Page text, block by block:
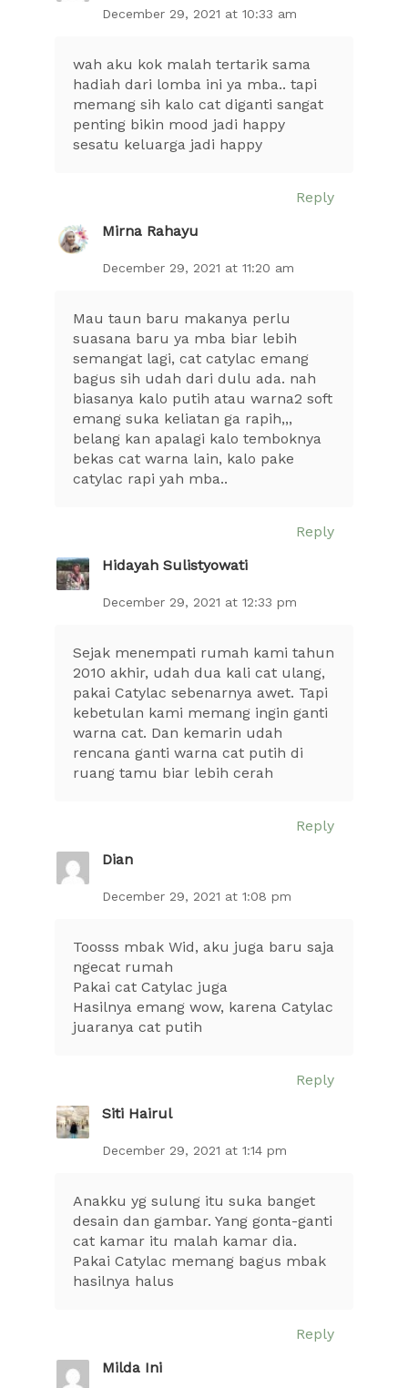
December 29, 2021 at 10:33 am
wah aku kok malah tertarik sama
hadiah dari lomba ini ya mba.. tapi
memang sih kalo cat diganti sangat
penting bikin mood jadi happy
sesatu keluarga jadi happy
Reply
Mirna Rahayu
December 29, 2021 at 11:20 am
Mau taun baru makanya perlu
suasana baru ya mba biar lebih
semangat lagi, cat catylac emang
bagus sih udah dari dulu ada. nah
biasanya kalo putih atau warna2 soft
emang suka keliatan ga rapih,,,
belang kan apalagi kalo temboknya
bekas cat warna lain, kalo pake
catylac rapi yah mba..
Reply
Hidayah Sulistyowati
December 29, 2021 at 12:33 pm
Sejak menempati rumah kami tahun
2010 akhir, udah dua kali cat ulang,
pakai Catylac sebenarnya awet. Tapi
kebetulan kami memang ingin ganti
warna cat. Dan kemarin udah
rencana ganti warna cat putih di
ruang tamu biar lebih cerah
Reply
Dian
December 29, 2021 at 1:08 pm
Toosss mbak Wid, aku juga baru saja
ngecat rumah
Pakai cat Catylac juga
Hasilnya emang wow, karena Catylac
juaranya cat putih
Reply
Siti Hairul
December 29, 2021 at 1:14 pm
Anakku yg sulung itu suka banget
desain dan gambar. Yang gonta-ganti
cat kamar itu malah kamar dia.
Pakai Catylac memang bagus mbak
hasilnya halus
Reply
Milda Ini